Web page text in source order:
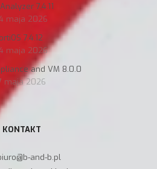
7.4.11
maja 2026
7.4.12
maja 2026
and VM 8.0.0
maja 2026
KONTAKT
and-b.pl